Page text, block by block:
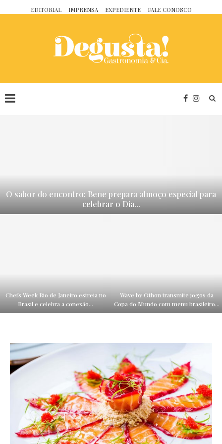
EDITORIAL IMPRENSA EXPEDIENTE FALE CONOSCO
O sabor do encontro: Bene prepara almoço especial para
celebrar o Dia...
Chefs Week Rio de Janeiro estreia no
Brasil e celebra a conexão...
Wave by Othon transmite jogos da
Copa do Mundo com menu brasileiro...